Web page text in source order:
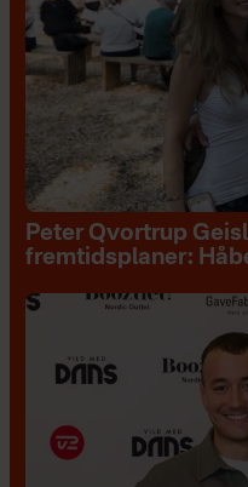
Peter Qvortrup
fremtidsplaner: